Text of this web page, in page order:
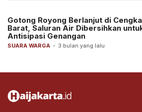
SUARA WARGA - 3 bulan yang lalu
Gotong Royong Berlanjut di
Barat, Saluran Air Dibersihkan
Antisipasi Genangan